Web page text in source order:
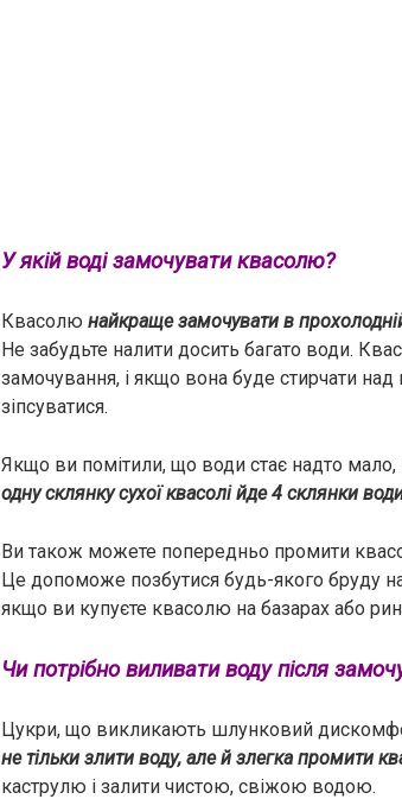
У якій воді замочувати квасолю?
Квасолю найкраще замочувати в
Не забудьте налити досить багато води.
замочування, і якщо вона буде стирчати
зіпсуватися.
Якщо ви помітили, що води стає надто мало,
одну склянку сухої квасолі йде 4 склянки
Ви також можете попередньо промити
Це допоможе позбутися будь-якого бруду
якщо ви купуєте квасолю на базарах або
Чи потрібно виливати воду після
Цукри, що викликають шлунковий
не тільки злити воду, але й злегка промити
каструлю і залити чистою, свіжою водою.